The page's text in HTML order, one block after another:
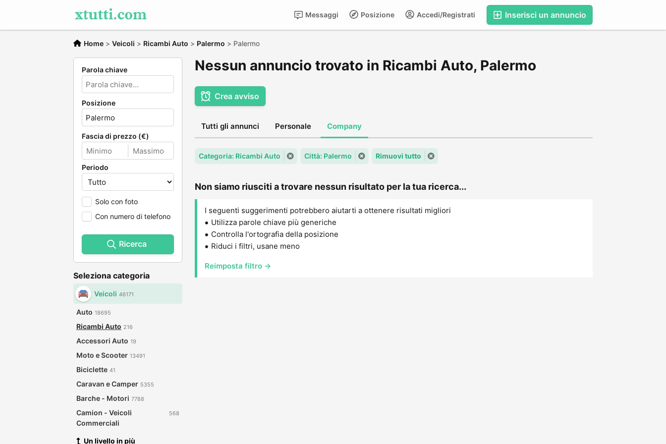
Inserisci un annuncio
Accedi/Registrati
Posizione
Messaggi
Home > Veicoli > Ricambi Auto > Palermo > Palermo
Parola chiave
Posizione
Fascia di prezzo (€)
Periodo
Solo con foto
Con numero di telefono
Ricerca
Seleziona categoria
Veicoli 46171
Auto 18695
Ricambi Auto 216
Accessori Auto 19
Moto e Scooter 13491
Biciclette 41
Caravan e Camper 5355
Barche - Motori 7788
Camion - Veicoli
Commerciali
568
Un livello in più
Nessun annuncio trovato in Ricambi Auto, Palermo
Crea avviso
Tutti gli annunci Personale Company
Categoria: Ricambi Auto Città: Palermo Rimuovi tutto
Non siamo riusciti a trovare nessun risultato per la tua ricerca...
I seguenti suggerimenti potrebbero aiutarti a ottenere risultati migliori
Utilizza parole chiave più generiche
Controlla l'ortografia della posizione
Riduci i filtri, usane meno
Reimposta filtro →